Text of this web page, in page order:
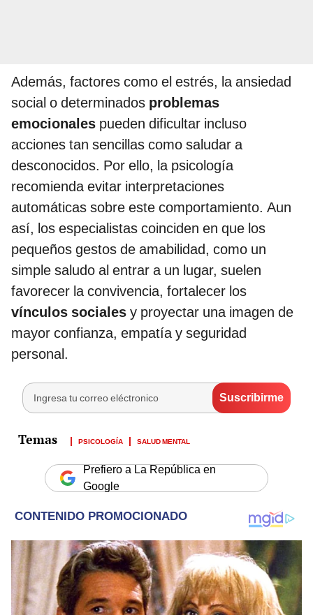
Además, factores como el estrés, la ansiedad
social o determinados problemas
emocionales pueden dificultar incluso
acciones tan sencillas como saludar a
desconocidos. Por ello, la psicología
recomienda evitar interpretaciones
automáticas sobre este comportamiento. Aun
así, los especialistas coinciden en que los
pequeños gestos de amabilidad, como un
simple saludo al entrar a un lugar, suelen
favorecer la convivencia, fortalecer los
vínculos sociales y proyectar una imagen de
mayor confianza, empatía y seguridad
personal.
PSICOLOGÍA SALUD MENTAL
Prefiero a La República en
Google